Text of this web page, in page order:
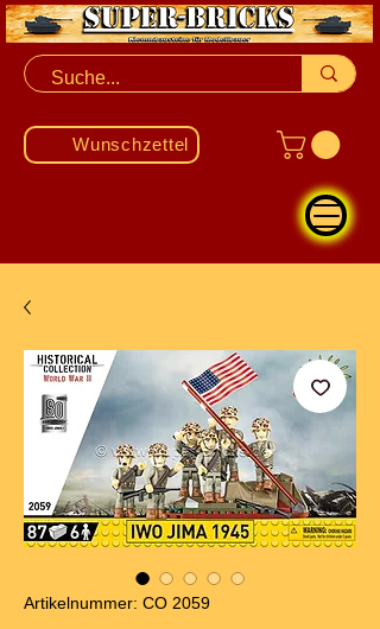
Wunschzettel
Artikelnummer: CO 2059